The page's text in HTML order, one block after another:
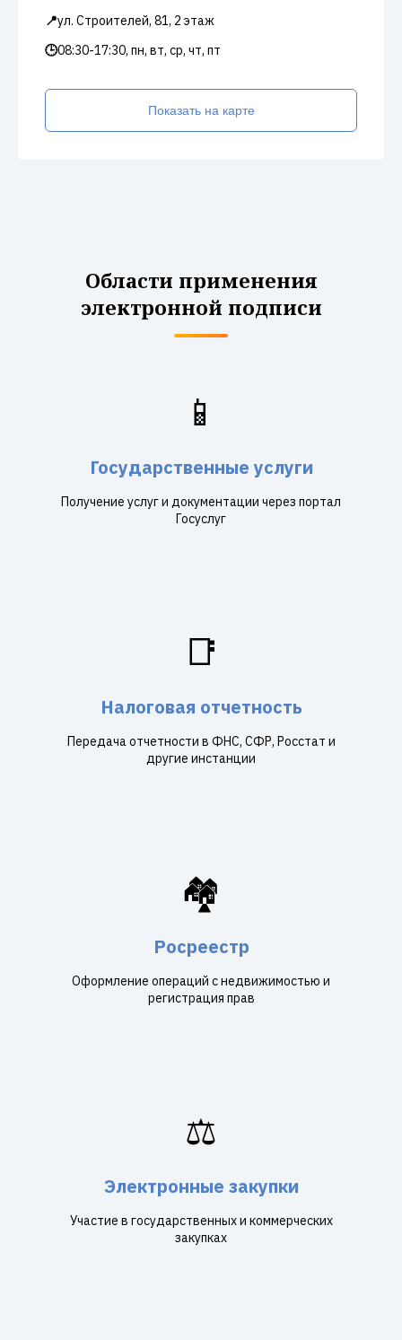
📍ул. Строителей, 81, 2 этаж
🕒08:30-17:30, пн, вт, ср, чт, пт
Показать на карте
Области применения
электронной подписи
📱
Государственные услуги
Получение услуг и документации через портал
Госуслуг
📑
Налоговая отчетность
Передача отчетности в ФНС, СФР, Росстат и
другие инстанции
🏘️
Росреестр
Оформление операций с недвижимостью и
регистрация прав
⚖️
Электронные закупки
Участие в государственных и коммерческих
закупках